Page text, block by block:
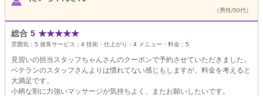
（男性/50代）
総合 5 ★★★★★
雰囲気： 5 接客サービス： 4 技術・仕上がり： 4 メニュー・料金： 5
見習いの担当スタッフちゃんさんのクーポンで予約させていただきました。
ベテランのスタッフさんよりは慣れてない感じもしますが、料金を考えると
大満足です。
小柄な割に力強いマッサージが気持ちよく、またお願いしたいです。